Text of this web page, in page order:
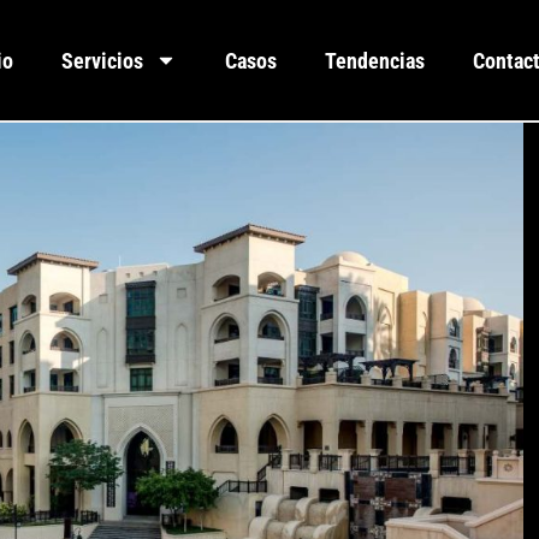
Servicios Casos Tendencias